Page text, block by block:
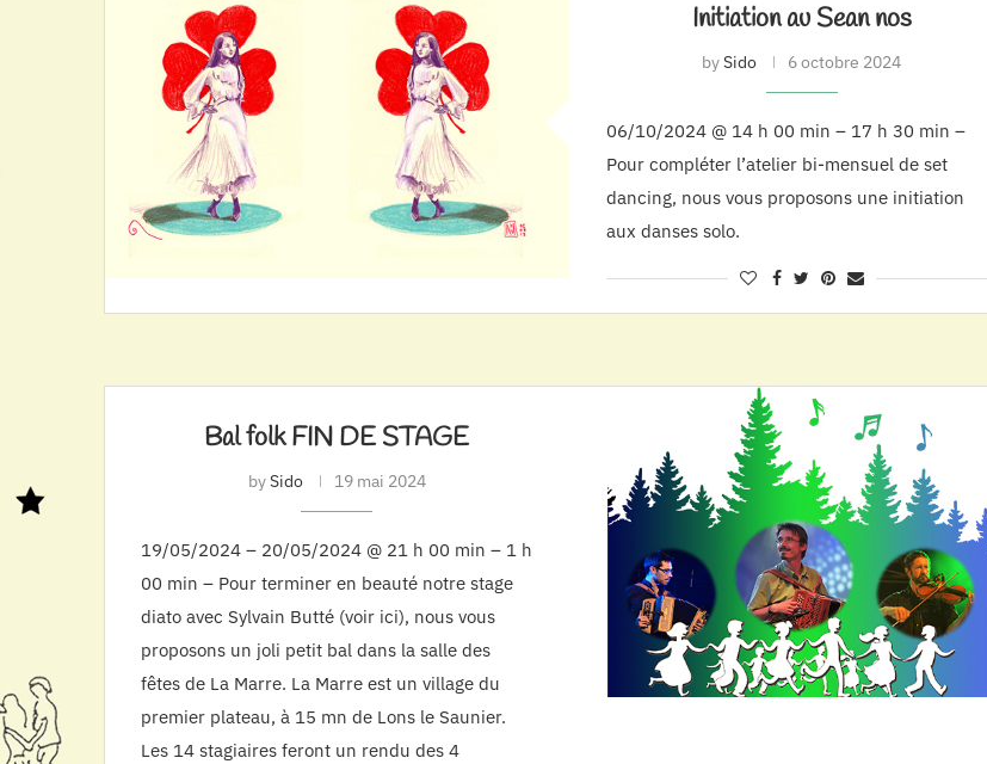
Initiation au Sean nos
bySido 6 octobre 2024
06/10/2024 @ 14 h 00 min – 17 h 30 min –
Pour compléter l’atelier bi-mensuel de set
dancing, nous vous proposons une initiation
aux danses solo.
Bal folk FIN DE STAGE
bySido 19 mai 2024
19/05/2024 – 20/05/2024 @ 21 h 00 min – 1 h
00 min – Pour terminer en beauté notre stage
diato avec Sylvain Butté (voir ici), nous vous
proposons un joli petit bal dans la salle des
fêtes de La Marre. La Marre est un village du
premier plateau, à 15 mn de Lons le Saunier.
Les 14 stagiaires feront un rendu des 4